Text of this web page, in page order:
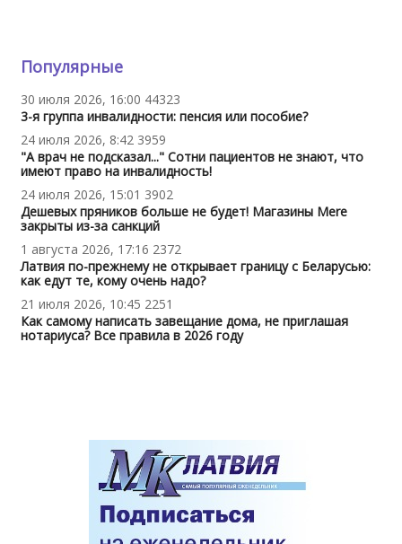
Популярные
30 июля 2026, 16:00 44323
3-я группа инвалидности: пенсия или пособие?
24 июля 2026, 8:42 3959
"А врач не подсказал..." Сотни пациентов не знают, что
имеют право на инвалидность!
24 июля 2026, 15:01 3902
Дешевых пряников больше не будет! Магазины Mere
закрыты из-за санкций
1 августа 2026, 17:16 2372
Латвия по-прежнему не открывает границу с Беларусью:
как едут те, кому очень надо?
21 июля 2026, 10:45 2251
Как самому написать завещание дома, не приглашая
нотариуса? Все правила в 2026 году